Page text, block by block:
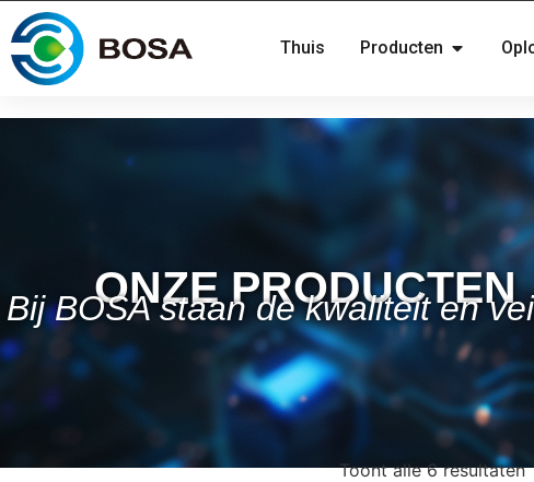
Thuis Producten
ONZE PRODUCTEN
Bij BOSA staan de kwaliteit en
Toont alle 6 resultaten